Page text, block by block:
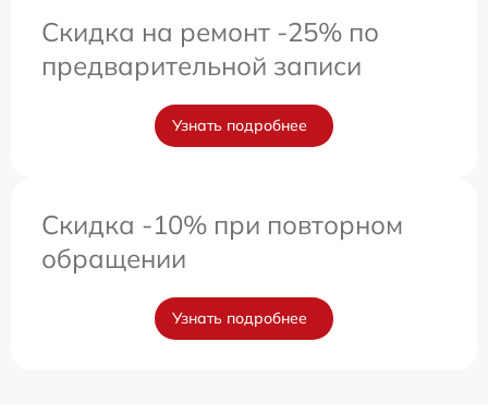
Скидка на ремонт -25% по
предварительной записи
Узнать подробнее
Скидка -10% при повторном
обращении
Узнать подробнее